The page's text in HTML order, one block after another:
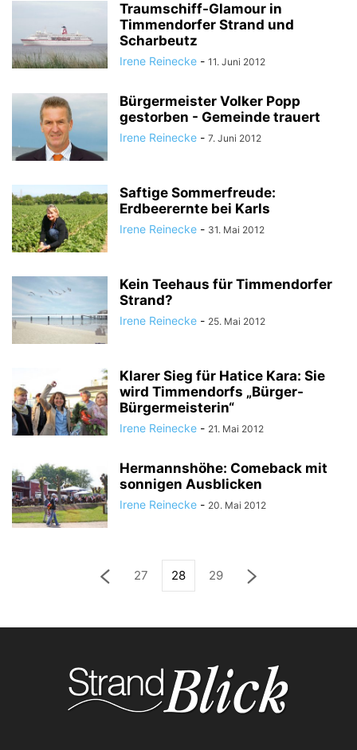
Traumschiff-Glamour in
Timmendorfer Strand und
Scharbeutz
Irene Reinecke - 11. Juni 2012
Bürgermeister Volker Popp
gestorben - Gemeinde trauert
Irene Reinecke - 7. Juni 2012
Saftige Sommerfreude:
Erdbeerernte bei Karls
Irene Reinecke - 31. Mai 2012
Kein Teehaus für Timmendorfer
Strand?
Irene Reinecke - 25. Mai 2012
Klarer Sieg für Hatice Kara: Sie
wird Timmendorfs „Bürger-
Bürgermeisterin“
Irene Reinecke - 21. Mai 2012
Hermannshöhe: Comeback mit
sonnigen Ausblicken
Irene Reinecke - 20. Mai 2012
27 28 29